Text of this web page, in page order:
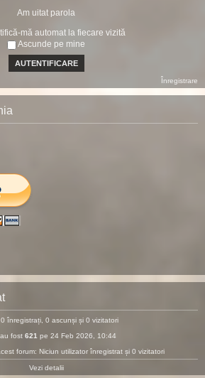
Am uitat parola
mă automat la fiecare vizită
Ascunde pe mine
Înregistrare
înregistrați, 0 ascunși și 0 vizitatori
fost 621 pe 24 Feb 2026, 10:44
forum: Niciun utilizator înregistrat și 0 vizitatori
Vezi detalii